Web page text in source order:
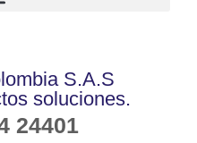
S.A.S
soluciones.
24401